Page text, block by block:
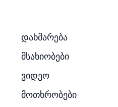
დახმარება
მსახიობები
ვიდეო
მოთხრობები